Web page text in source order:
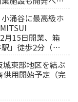
涌谷に最高級ホ
月15日開業、箱
」徒歩2分（旅
東部地区を結ぶ
供用開始予定（完